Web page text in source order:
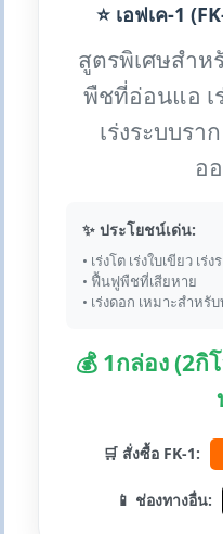
⭐ เอฟเค-1
สูตรพิเศษสำห
พืชที่อ่อนแอ เ
เร่งระบบร
อ
✨ ประโยชน์เด่น:
• เร่งโต เร่งใบเขียว เร่ง
• ฟื้นฟูพืชที่เสียหาย
• เร่งดอก เหมาะสำหรั
💰 1กล่อง (2กิ
🛒 สั่งซื้อ FK-1:
📱 ช่องทางอื่น: